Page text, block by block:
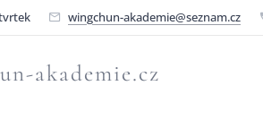
wingchun-akademie@seznam.cz
akademie.cz